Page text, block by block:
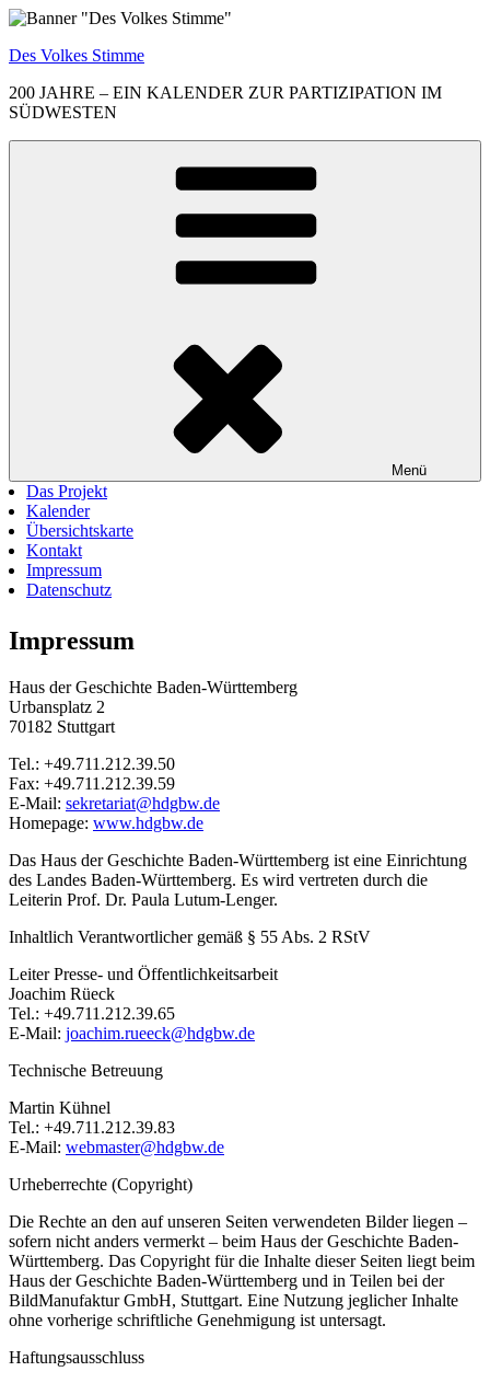
Zum
springen
Des Volkes Stimme
200 JAHRE – EIN KALENDER ZUR PARTIZIPATION IM
SÜDWESTEN
Menü
Das Projekt
Kalender
Übersichtskarte
Kontakt
Impressum
Datenschutz
Impressum
Haus der Geschichte Baden-Württemberg
Urbansplatz 2
70182 Stuttgart
Tel.: +49.711.212.39.50
Fax: +49.711.212.39.59
E-Mail: sekretariat@hdgbw.de
Homepage: www.hdgbw.de
Das Haus der Geschichte Baden-Württemberg ist eine Einrichtung
des Landes Baden-Württemberg. Es wird vertreten durch die
Leiterin Prof. Dr. Paula Lutum-Lenger.
Inhaltlich Verantwortlicher gemäß § 55 Abs. 2 RStV
Leiter Presse- und Öffentlichkeitsarbeit
Joachim Rüeck
Tel.: +49.711.212.39.65
E-Mail: joachim.rueeck@hdgbw.de
Technische Betreuung
Martin Kühnel
Tel.: +49.711.212.39.83
E-Mail: webmaster@hdgbw.de
Urheberrechte (Copyright)
Die Rechte an den auf unseren Seiten verwendeten Bilder liegen –
sofern nicht anders vermerkt – beim Haus der Geschichte Baden-
Württemberg. Das Copyright für die Inhalte dieser Seiten liegt beim
Haus der Geschichte Baden-Württemberg und in Teilen bei der
BildManufaktur GmbH, Stuttgart. Eine Nutzung jeglicher Inhalte
ohne vorherige schriftliche Genehmigung ist untersagt.
Haftungsausschluss